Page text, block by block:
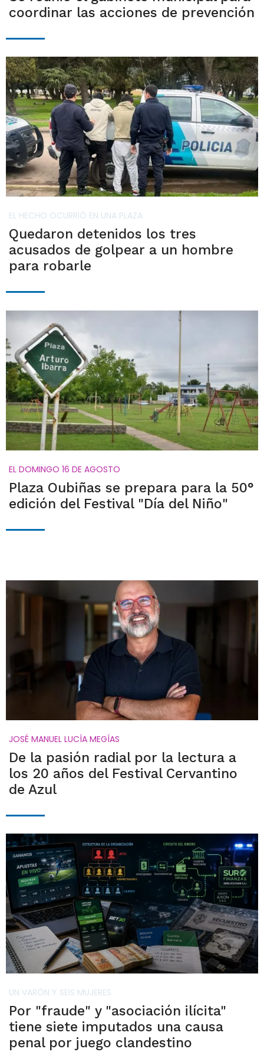
coordinar las acciones de prevención
EL HECHO OCURRIÓ EN UNA PLAZA
Quedaron detenidos los tres
acusados de golpear a un hombre
para robarle
EL DOMINGO 16 DE AGOSTO
Plaza Oubiñas se prepara para la 50°
edición del Festival "Día del Niño"
JOSÉ MANUEL LUCÍA MEGÍAS
De la pasión radial por la lectura a
los 20 años del Festival Cervantino
de Azul
UN VARÓN Y SEIS MUJERES
Por "fraude" y "asociación ilícita"
tiene siete imputados una causa
penal por juego clandestino